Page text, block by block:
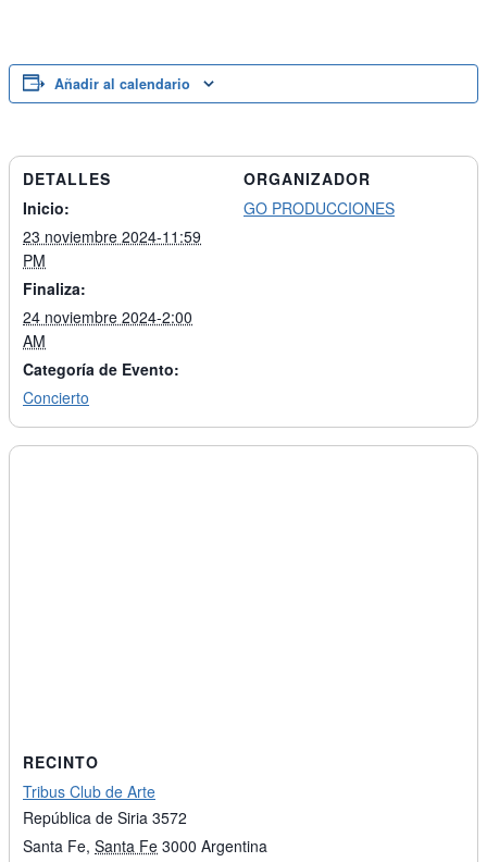
Añadir al calendario
DETALLES
Inicio:
23 noviembre 2024-11:59
PM
Finaliza:
24 noviembre 2024-2:00
AM
Categoría de Evento:
Concierto
ORGANIZADOR
GO PRODUCCIONES
RECINTO
Tribus Club de Arte
República de Siria 3572
Santa Fe, Santa Fe 3000 Argentina